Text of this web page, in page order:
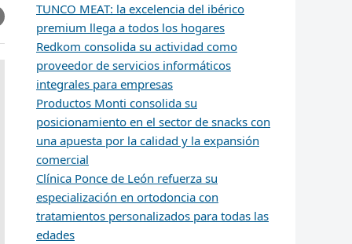
TUNCO MEAT: la excelencia del ibérico
premium llega a todos los hogares
Redkom consolida su actividad como
proveedor de servicios informáticos
integrales para empresas
Productos Monti consolida su
posicionamiento en el sector de snacks con
una apuesta por la calidad y la expansión
comercial
Clínica Ponce de León refuerza su
especialización en ortodoncia con
tratamientos personalizados para todas las
edades